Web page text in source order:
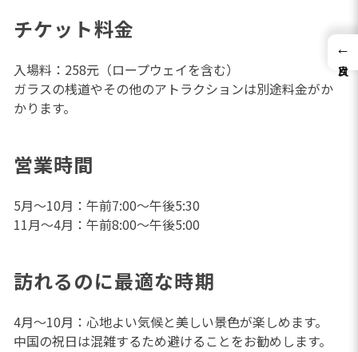
チケット料金
入場料：258元（ロープウェイを含む）
ガラスの桟道やその他のアトラクションは別途料金がか
かります。
営業時間
5月～10月：午前7:00～午後5:30
11月～4月：午前8:00～午後5:00
訪れるのに最適な時期
4月～10月：心地よい気候と美しい景色が楽しめます。
中国の祝日は混雑するため避けることをお勧めします。
←